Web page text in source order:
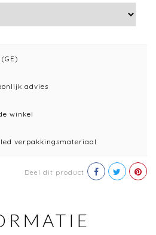
advies
winkel
verpakkingsmateriaal
Deel dit product